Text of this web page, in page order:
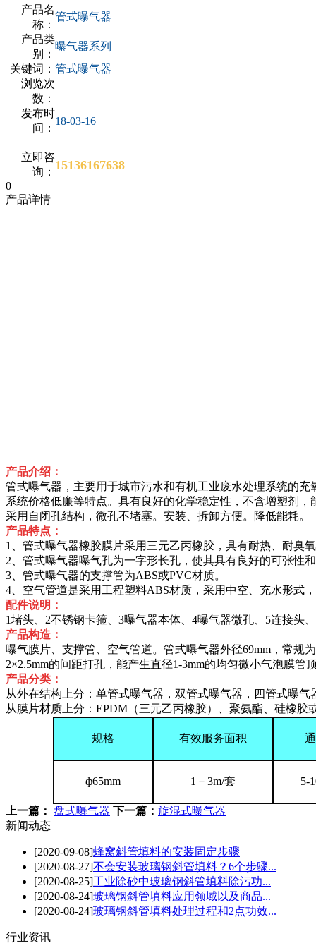
产品名
称：
管式曝气器
产品类
别：
曝气器系列
关键词： 管式曝气器
浏览次
数：
发布时
间：
18-03-16
立即咨
询： 15136167638
0
产品详情
产品介绍：
管式曝气器，主要用于城市污水和有机工业废水处理系统的
系统价格低廉等特点。具有良好的化学稳定性，不含增塑剂
采用自闭孔结构，微孔不堵塞。安装、拆卸方便。降低能耗。
产品特点：
1、管式曝气器橡胶膜片采用三元乙丙橡胶，具有耐热、耐臭
2、管式曝气器曝气孔为一字形长孔，使其具有良好的可张性
3、管式曝气器的支撑管为ABS或PVC材质。
4、空气管道是采用工程塑料ABS材质，采用中空、充水形式
配件说明：
1堵头、2不锈钢卡箍、3曝气器本体、4曝气器微孔、5连接头
产品构造：
曝气膜片、支撑管、空气管道。管式曝气器外径69mm，常规
2×2.5mm的间距打孔，能产生直径1-3mm的均匀微小气泡膜
产品分类：
从外在结构上分：单管式曝气器，双管式曝气器，四管式曝气
从膜片材质上分：EPDM（三元乙丙橡胶）、聚氨酯、硅橡胶
规格 有效服务面积
ф65mm 1－3m/套 5-
上一篇： 盘式曝气器 下一篇： 旋混式曝气器
新闻动态
[2020-09-08]蜂窝斜管填料的安装固定步骤
[2020-08-27]不会安装玻璃钢斜管填料？6个步骤...
[2020-08-25]工业除砂中玻璃钢斜管填料除污功...
[2020-08-24]玻璃钢斜管填料应用领域以及商品...
[2020-08-24]玻璃钢斜管填料处理过程和2点功效...
行业资讯